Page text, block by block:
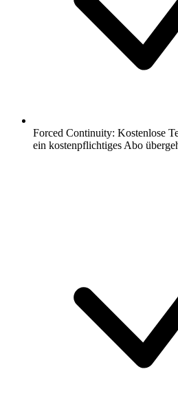
Forced Continuity: Kostenlose
ein kostenpflichtiges Abo